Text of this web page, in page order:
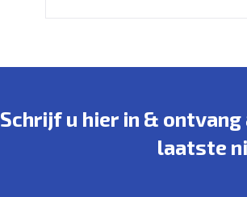
Schrijf u hier in &
laatste